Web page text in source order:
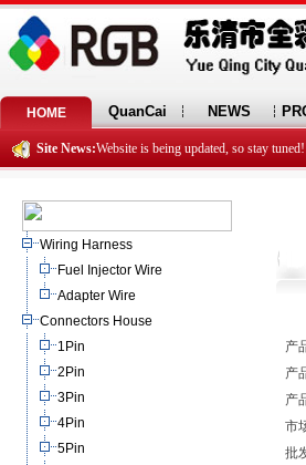
HOME QuanCai NEWS
Site News:Website is being updated, so stay tuned!
Wiring Harness
Fuel Injector Wire
Adapter Wire
Connectors House
1Pin
2Pin
3Pin
4Pin
5Pin
产
产
产
市
批